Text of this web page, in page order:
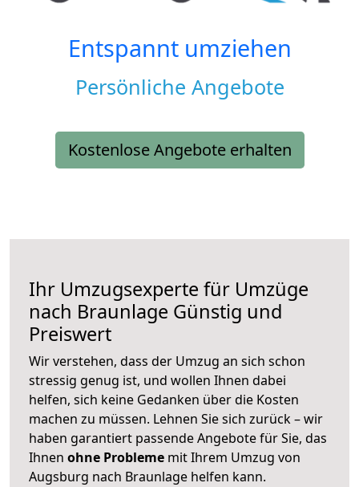
Entspannt umziehen
Persönliche Angebote
Kostenlose Angebote erhalten
Ihr Umzugsexperte für Umzüge
nach Braunlage Günstig und
Preiswert
Wir verstehen, dass der Umzug an sich schon
stressig genug ist, und wollen Ihnen dabei
helfen, sich keine Gedanken über die Kosten
machen zu müssen. Lehnen Sie sich zurück – wir
haben garantiert passende Angebote für Sie, das
Ihnen ohne Probleme mit Ihrem Umzug von
Augsburg nach Braunlage helfen kann.